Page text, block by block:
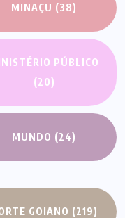
MINAÇU (38)
PÚBLICO
(20)
MUNDO (24)
GOIANO (219)